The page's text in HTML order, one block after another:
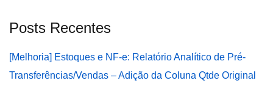
Posts Recentes
[Melhoria] Estoques e NF-e: Relatório Analítico de Pré-
Transferências/Vendas – Adição da Coluna Qtde Original